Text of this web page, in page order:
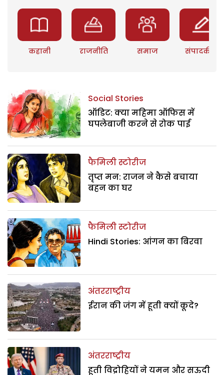
कहानी राजनीति समाज संपादकीय
Social Stories
ऑडिट: क्या महिमा ऑफिस में
घपलेबाजी करने से रोक पाई
फैमिली स्टोरीज
तृप्त मन: राजन ने कैसे बचाया
बहन का घर
फैमिली स्टोरीज
Hindi Stories: आंगन का बिरवा
अंतरराष्ट्रीय
ईरान की जंग में हूती क्यों कूदे?
अंतरराष्ट्रीय
हूती विद्रोहियों ने यमन और सऊदी